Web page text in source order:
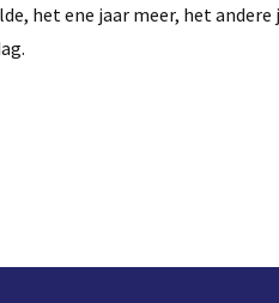
het ene jaar meer, het